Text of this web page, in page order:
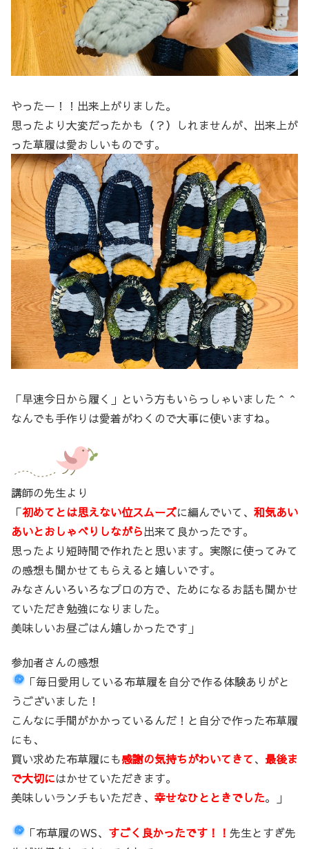
やったー！！出来上がりました。
思ったより大変だったかも（？）しれませんが、出来上が
った草履は愛おしいものです。
「早速今日から履く」という方もいらっしゃいました＾＾
なんでも手作りは愛着がわくので大事に使いますね。
講師の先生より
「初めてとは思えない位スムーズに編んでいて、 和気あい
あいとおしゃべりしながら出来て良かったです。
思ったより短時間で作れたと思います。実際に使ってみて
の感想も聞かせてもらえると嬉しいです。
みなさんいろいろなプロの方で、ためになるお話も聞かせ
ていただき勉強になりました。
美味しいお昼ごはん嬉しかったです」
参加者さんの感想
「毎日愛用している布草履を自分で作る体験ありがと
うございました！
こんなに手間がかかっているんだ！と自分で作った布草履
にも、
買い求めた布草履にも感謝の気持ちがわいてきて、 最後ま
で大切にはかせていただきます。
美味しいランチもいただき、 幸せなひとときでした。」
「布草履のWS、 すごく良かったです！！ 先生とすぎ先